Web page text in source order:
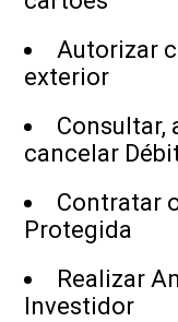
Autorizar
exterior
Consultar,
cancelar
Contratar
Protegida
Realizar
Investidor